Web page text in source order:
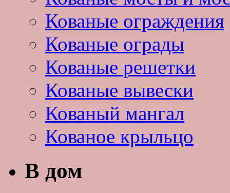
Кованые ограждения
Кованые ограды
Кованые решетки
Кованые вывески
Кованый мангал
Кованое крыльцо
В дом